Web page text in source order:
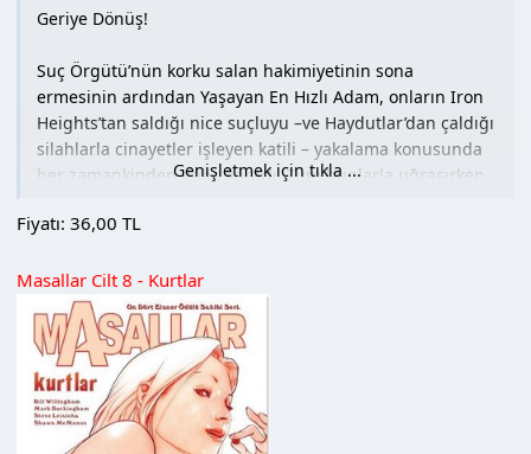
Geriye Dönüş!
Suç Örgütü’nün korku salan hakimiyetinin sona
ermesinin ardından Yaşayan En Hızlı Adam, onların Iron
Heights’tan saldığı nice suçluyu –ve Haydutlar’dan çaldığı
silahlarla cinayetler işleyen katili – yakalama konusunda
her zamankinden daha kararlı. Tüm bunlarla uğraşırken
yolu göstermek için bile çabalıyor. Ama giriştiği her cesur
parmakları arasından kayıp gittiği gibi hissinden de
kurtulamıyor…
…ve günümüzden yıllar sonra nihayet zamanı tükenir.
Daha katı ve azimli bir Flash selefinin hatalarını
düzeltebilmek ve kurtarmakta geç kaldığı kişilerin
hayatlarını –her ne pahasına olursa olsun –
Genişletmek için tıkla ...
Fiyatı: 36,00 TL
Masallar Cilt 8 - Kurtlar